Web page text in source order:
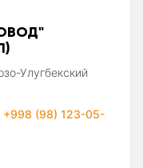
Улугбекский
+998 (98) 123-05-